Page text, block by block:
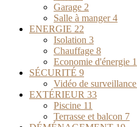
Garage 2
Salle à manger4
ENERGIE 22
Isolation 3
Chauffage 8
Economie d'énergie 1
SÉCURITÉ 9
Vidéo de surveillance
EXTÉRIEUR 33
Piscine 11
Terrasse et balcon 7